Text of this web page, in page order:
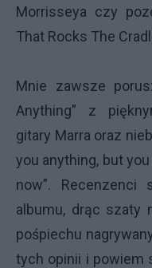
Morrisseya czy
That Rocks The
Mnie zawsze
Anything” z
gitary Marra oraz
you anything, but
now”. Recenzenci
albumu, drąc szaty
pośpiechu
tych opinii i powiem